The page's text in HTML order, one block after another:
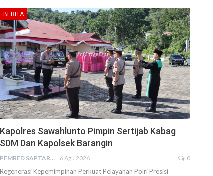
BERITA
Kapolres Sawahlunto Pimpin Sertijab Kabag
SDM Dan Kapolsek Barangin
PEMRED SAPTARIUS 6 Agu 2026 0
Regenerasi Kepemimpinan Perkuat Pelayanan Polri Presisi